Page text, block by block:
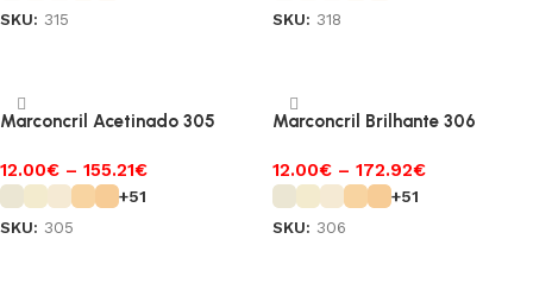
SKU: 315
SKU: 318
Marconcril Acetinado 305
12.00€ – 155.21€
+51
SKU: 305
Marconcril Brilhante 306
12.00€ – 172.92€
+51
SKU: 306